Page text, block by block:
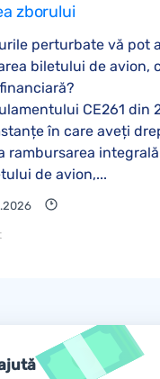
zborului
perturbate vă pot
biletului de avion,
CE261 din
în care aveți
rambursarea
de avion,...